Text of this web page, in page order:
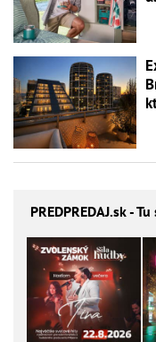
PREDPREDAJ.sk -